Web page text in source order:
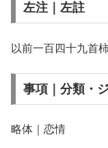
左注｜左註
以前一百四十九首
事項｜分類・
略体｜恋情